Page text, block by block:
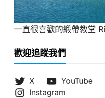
一直很喜歡的緞帶教堂
歡迎追蹤我們
X YouTube
Instagram